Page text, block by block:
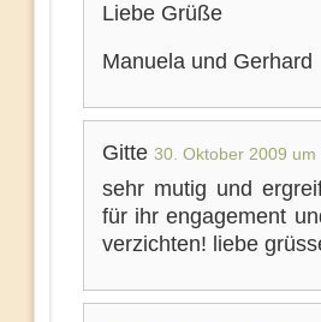
Liebe Grüße
Manuela und Gerhard
Gitte 30. Oktober 2009 um
sehr mutig und
für ihr engagement
verzichten! liebe